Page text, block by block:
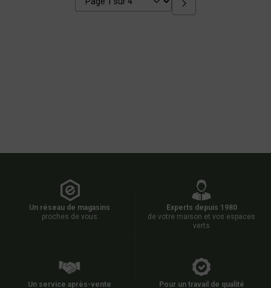
Un réseau de magasins
proches de vous
Experts depuis 1980
de votre maison et vos espaces
verts
Un service après-vente Pour un travail de qualité